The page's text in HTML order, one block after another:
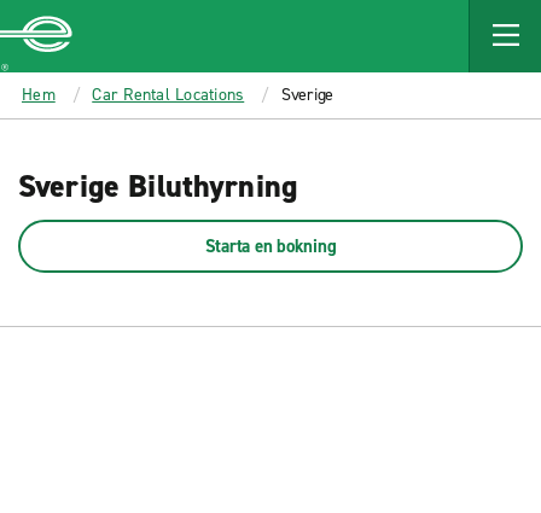
MAIN
CONTENT
Enterprise
Hem Car Rental Locations Sverige
Sverige Biluthyrning
Starta en bokning